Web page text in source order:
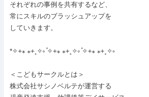
それぞれの事例を共有するなど、
常にスキルのブラッシュアップを
していきます。
*✧+⁎ ⁎+˳✧༚ ̊✧+⁎ ⁎+˳✧༚ ̊✧+⁎ ⁎+˳✧༚
＜こどもサークルとは＞
株式会社サシノベルテが運営する